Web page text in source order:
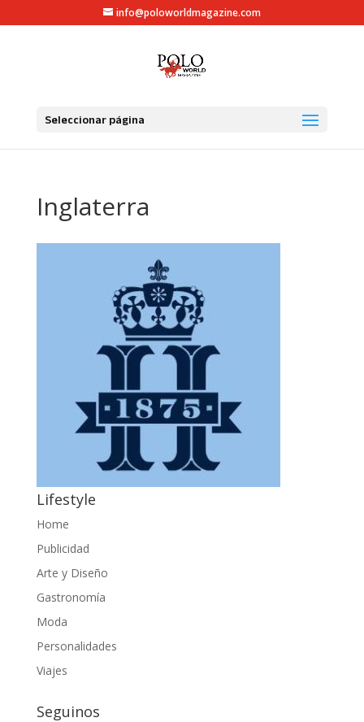
info@poloworldmagazine.com
Seleccionar página
Inglaterra
Lifestyle
Home
Publicidad
Arte y Diseño
Gastronomía
Moda
Personalidades
Viajes
Seguinos